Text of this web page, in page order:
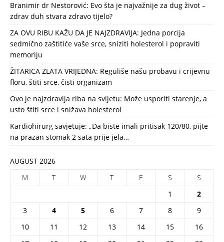
Branimir dr Nestorović: Evo šta je najvažnije za dug život –
zdrav duh stvara zdravo tijelo?
ZA OVU RIBU KAŽU DA JE NAJZDRAVIJA: Jedna porcija
sedmično zaštitiće vaše srce, sniziti holesterol i popraviti
memoriju
ŽITARICA ZLATA VRIJEDNA: Reguliše našu probavu i crijevnu
floru, štiti srce, čisti organizam
Ovo je najzdravija riba na svijetu: Može usporiti starenje, a
usto štiti srce i snižava holesterol
Kardiohirurg savjetuje: „Da biste imali pritisak 120/80, pijte
na prazan stomak 2 sata prije jela…
AUGUST 2026
M
T W T F S
S
1
2
3
4 5 6 7 8
9
10
11 12 13 14 15
16